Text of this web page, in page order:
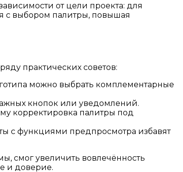
от цели проекта: для
с выбором палитры, повышая
практических советов:
можно выбрать комплементарные
кнопок или уведомлений.
корректировка палитры под
с функциями предпросмотра избавят
смог увеличить вовлечённость
и доверие.